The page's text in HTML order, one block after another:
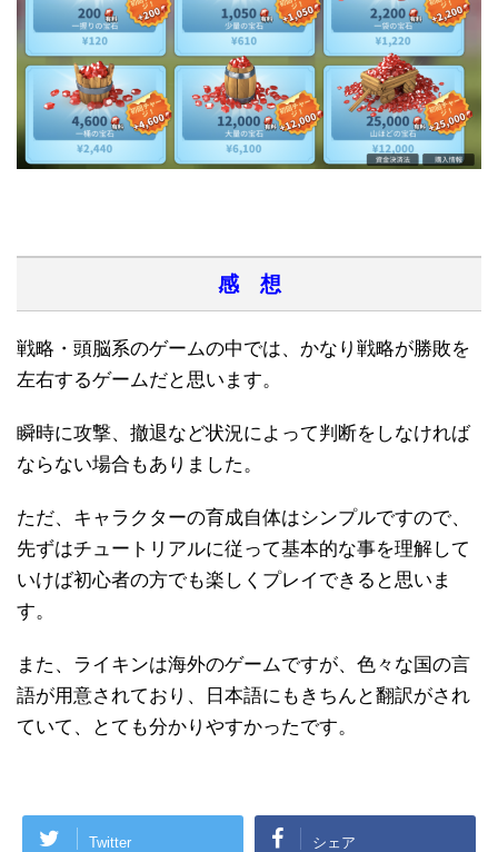
感 想
戦略・頭脳系のゲームの中では、かなり戦略が勝敗を
左右するゲームだと思います。
瞬時に攻撃、撤退など状況によって判断をしなければ
ならない場合もありました。
ただ、キャラクターの育成自体はシンプルですので、
先ずはチュートリアルに従って基本的な事を理解して
いけば初心者の方でも楽しくプレイできると思いま
す。
また、ライキンは海外のゲームですが、色々な国の言
語が用意されており、日本語にもきちんと翻訳がされ
ていて、とても分かりやすかったです。
Twitter シェア